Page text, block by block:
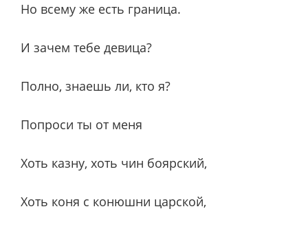
Но всему же есть граница.
И зачем тебе девица?
Полно, знаешь ли, кто я?
Попроси ты от меня
Хоть казну, хоть чин боярский,
Хоть коня с конюшни царской,